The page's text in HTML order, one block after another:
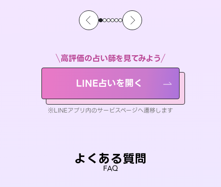
高評価の占い師を見てみよう
LINE占いを開く
※LINEアプリ内のサービスページへ遷移します
よくある質問
FAQ